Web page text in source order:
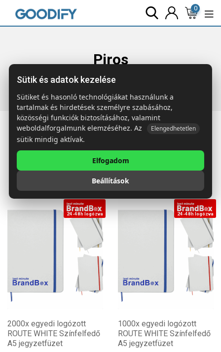
0
Piros
Főoldal Termékek
találat mutatása a 86 találatból
24-48h logózva
2000x egyedi logózott
ROUTE WHITE Színfelfedő
A5 jegyzetfüzet
24-48h logózva
1000x egyedi logózott
ROUTE WHITE Színfelfedő
A5 jegyzetfüzet
Sütik és adatok kezelése
Sütiket és hasonló technológiákat használunk a
tartalmak és hirdetések személyre szabásához,
közösségi funkciók biztosításához, valamint
weboldalforgalmunk elemzéséhez. Az
Elengedhetetlen
sütik mindig aktívak.
Elfogadom
Beállítások